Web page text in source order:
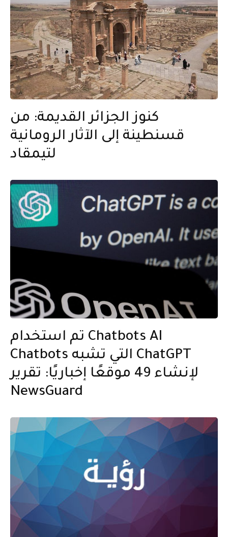
كنوز الجزائر القديمة: من
قسنطينة إلى الآثار الرومانية
لتيمقاد
تم استخدام Chatbots AI
Chatbots التي تشبه ChatGPT
لإنشاء 49 موقعًا إخباريًا: تقرير
NewsGuard